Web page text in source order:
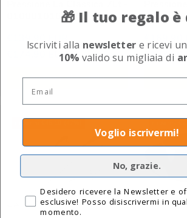
010001010407
€139,90 EUR
€174,90 EUR
Aggiungi al Carrello
€169,90
€193,50
risparmi €45,10 (47%)
🎁 Il tuo regalo è
Iscriviti alla newslettere ricevi
10% valido su migliaia di
Voglio iscrivermi!
No, grazie.
Privacy
Desidero ricevere la Newsletter e
esclusive! Posso disiscrivermi in
momento.